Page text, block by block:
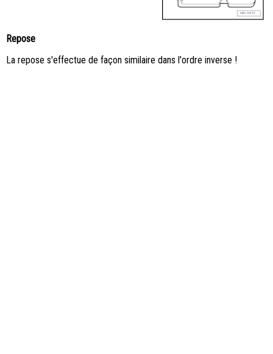
Repose
La repose s'effectue de façon similaire dans l'ordre inverse !